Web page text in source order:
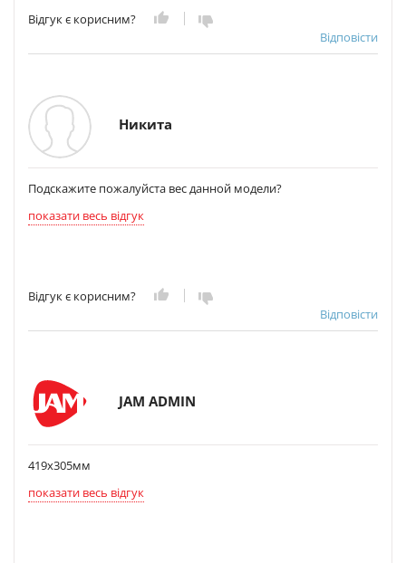
Відгук є корисним?
Відповісти
Никита
Подскажите пожалуйста вес данной модели?
показати весь відгук
Відгук є корисним?
Відповісти
JAM ADMIN
419x305мм
показати весь відгук